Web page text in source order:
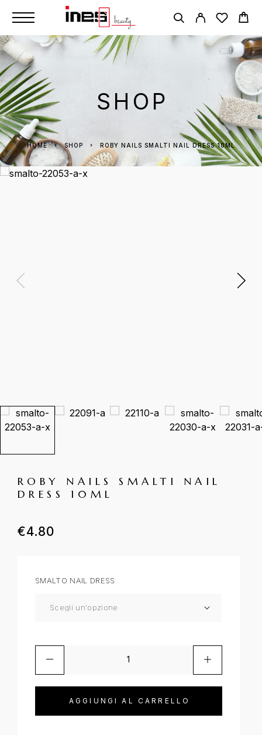
SHOP
HOME SHOP ROBY NAILS SMALTI NAIL DRESS 10ML
ROBY NAILS SMALTI NAIL
DRESS 10ML
€4.80
SMALTO NAIL DRESS
AGGIUNGI AL CARRELLO